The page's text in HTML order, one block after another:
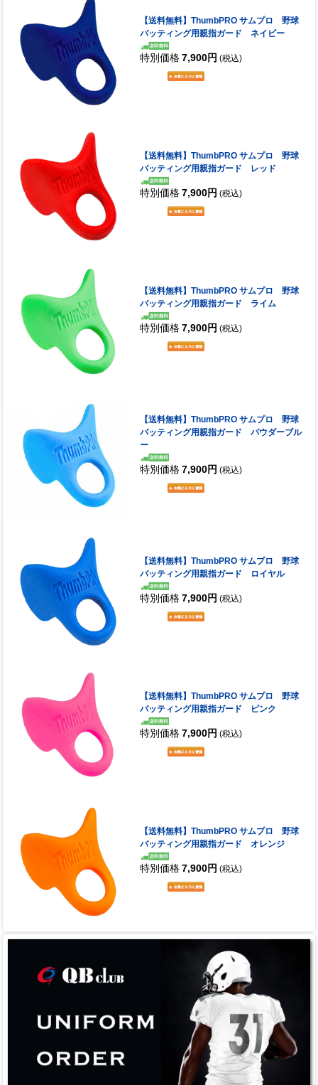
【送料無料】ThumbPRO サムプロ 野球
バッティング用親指ガード ネイビー
特別価格 7,900円 (税込)
【送料無料】ThumbPRO サムプロ 野球
バッティング用親指ガード レッド
特別価格 7,900円 (税込)
【送料無料】ThumbPRO サムプロ 野球
バッティング用親指ガード ライム
特別価格 7,900円 (税込)
【送料無料】ThumbPRO サムプロ 野球
バッティング用親指ガード パウダーブル
ー
特別価格 7,900円 (税込)
【送料無料】ThumbPRO サムプロ 野球
バッティング用親指ガード ロイヤル
特別価格 7,900円 (税込)
【送料無料】ThumbPRO サムプロ 野球
バッティング用親指ガード ピンク
特別価格 7,900円 (税込)
【送料無料】ThumbPRO サムプロ 野球
バッティング用親指ガード オレンジ
特別価格 7,900円 (税込)